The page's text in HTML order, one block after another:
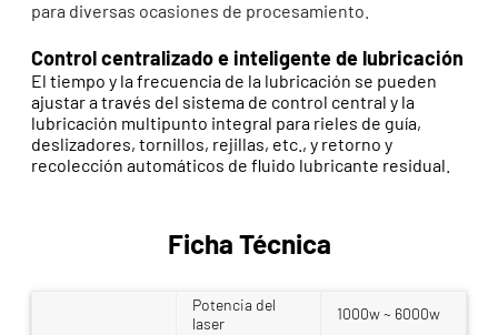
para diversas ocasiones de procesamiento.
Control centralizado e inteligente de lubricación
El tiempo y la frecuencia de la lubricación se pueden
ajustar a través del sistema de control central y la
lubricación multipunto integral para rieles de guía,
deslizadores, tornillos, rejillas, etc., y retorno y
recolección automáticos de fluido lubricante residual.
Ficha Técnica
Potencia del
laser
1000w ~ 6000w